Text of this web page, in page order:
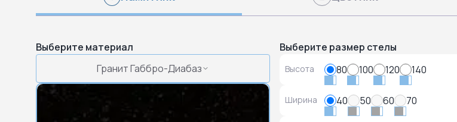
Выберите материал
Гранит Габбро-Диабаз
Выберите размер стелы
Высота 80 100 120 140
Ширина 40 50 60 70